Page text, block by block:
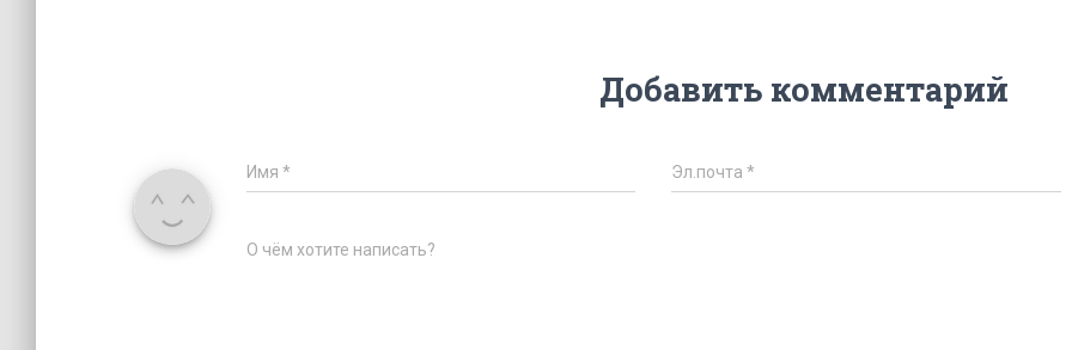
Добавить комментарий
Имя * Эл.почта*
О чём хотите написать?